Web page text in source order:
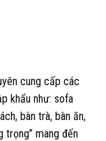
cung cấp các
khẩu như: sofa
bàn trà, bàn ăn,
trọng” mang đến